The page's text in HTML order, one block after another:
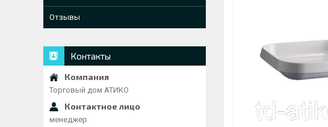
Отзывы
Контакты
Торговый дом АТИКО
менеджер